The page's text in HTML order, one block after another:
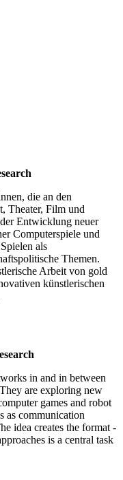
die an den
Theater, Film und
Entwicklung neuer
Computerspiele und
als
Themen.
Arbeit von gold
künstlerischen
in and in between
are exploring new
games and robot
as communication
idea creates the format -
is a central task